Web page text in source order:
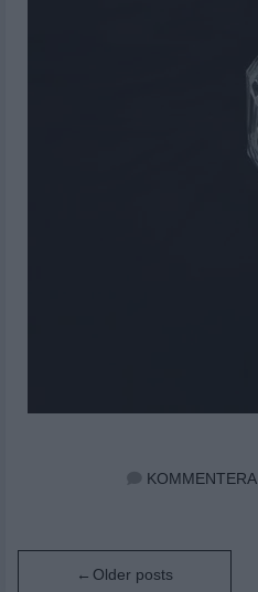
KOMMENTERA
Posts Older posts